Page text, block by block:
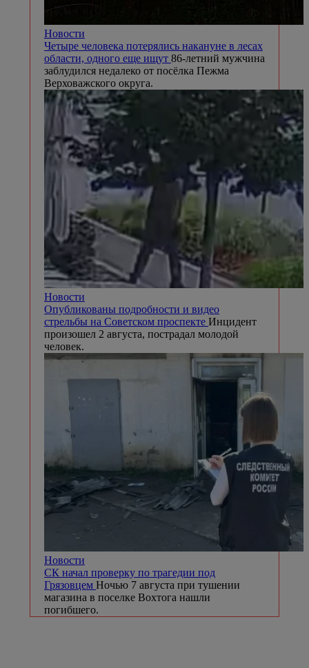
Новости
Четыре человека потерялись накануне в лесах
области, одного еще ищут 86-летний мужчина
заблудился недалеко от посёлка Пежма
Верховажского округа.
Новости
Опубликованы подробности и видео
стрельбы на Советском проспекте Инцидент
произошел 2 августа, пострадал молодой
человек.
Новости
СК начал проверку по трагедии под
Грязовцем Ночью 7 августа при тушении
магазина в поселке Вохтога нашли
погибшего.